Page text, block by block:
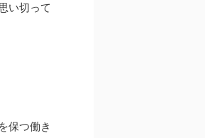
い切って
保つ働き